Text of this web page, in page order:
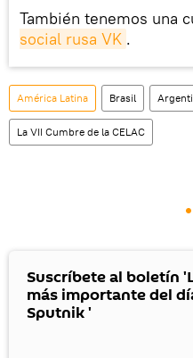
También tenemos una
social rusa VK .
América Latina Brasil
La VII Cumbre de la CELAC
Suscríbete al boletín
más importante del
Sputnik '